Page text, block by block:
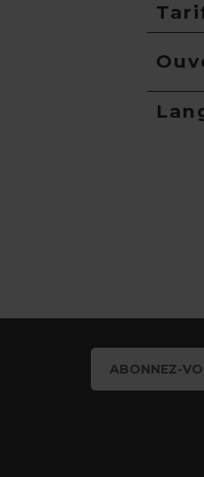
ABONNEZ-